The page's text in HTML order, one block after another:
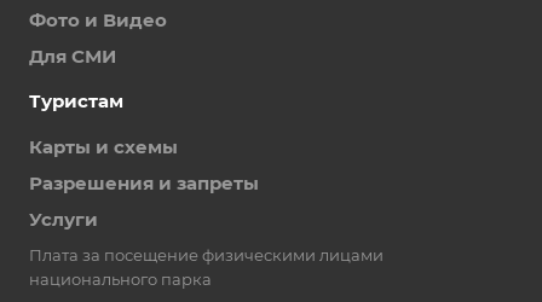
Фото и Видео
Для СМИ
Туристам
Карты и схемы
Разрешения и запреты
Услуги
Плата за посещение физическими лицами
национального парка